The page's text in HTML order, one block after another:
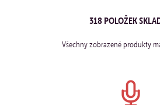
318 POLOŽEK
Všechny zobrazené produkty